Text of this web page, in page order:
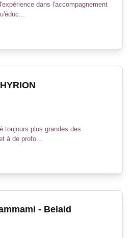
dans l'accompagnement
toujours plus grandes des
à de profo...
- Belaid